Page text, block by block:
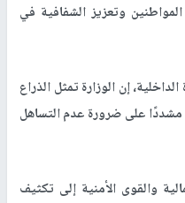
وتعزيز الشفافية في
إن الوزارة تمثل الذراع
مشددًا على ضرورة عدم التساهل
والقوى الأمنية إلى تكثيف